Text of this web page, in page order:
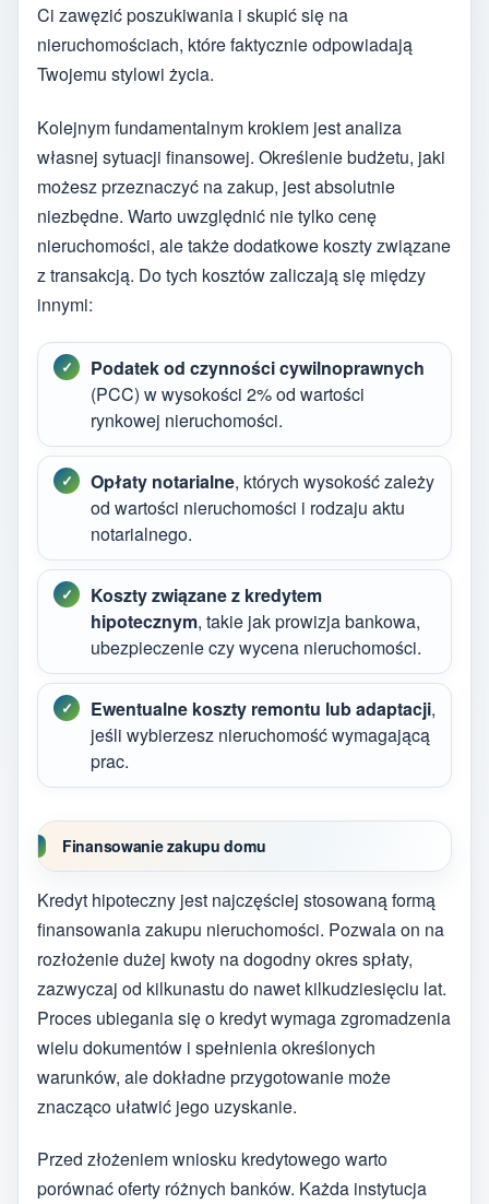
Ci zawęzić poszukiwania i skupić się na
nieruchomościach, które faktycznie odpowiadają
Twojemu stylowi życia.
Kolejnym fundamentalnym krokiem jest analiza
własnej sytuacji finansowej. Określenie budżetu, jaki
możesz przeznaczyć na zakup, jest absolutnie
niezbędne. Warto uwzględnić nie tylko cenę
nieruchomości, ale także dodatkowe koszty związane
z transakcją. Do tych kosztów zaliczają się między
innymi:
Podatek od czynności cywilnoprawnych
(PCC) w wysokości 2% od wartości
rynkowej nieruchomości.
Opłaty notarialne, których wysokość zależy
od wartości nieruchomości i rodzaju aktu
notarialnego.
Koszty związane z kredytem
hipotecznym, takie jak prowizja bankowa,
ubezpieczenie czy wycena nieruchomości.
Ewentualne koszty remontu lub adaptacji,
jeśli wybierzesz nieruchomość wymagającą
prac.
Finansowanie zakupu domu
Kredyt hipoteczny jest najczęściej stosowaną formą
finansowania zakupu nieruchomości. Pozwala on na
rozłożenie dużej kwoty na dogodny okres spłaty,
zazwyczaj od kilkunastu do nawet kilkudziesięciu lat.
Proces ubiegania się o kredyt wymaga zgromadzenia
wielu dokumentów i spełnienia określonych
warunków, ale dokładne przygotowanie może
znacząco ułatwić jego uzyskanie.
Przed złożeniem wniosku kredytowego warto
porównać oferty różnych banków. Każda instytucja